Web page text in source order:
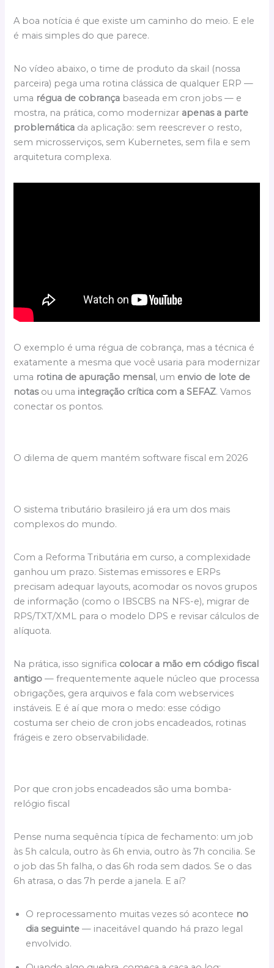
A boa notícia é que existe um caminho do meio. E ele
é mais simples do que parece.
No vídeo abaixo, o time de produto da skail (nossa
parceira) pega uma rotina clássica de qualquer ERP —
uma régua de cobrança baseada em cron jobs — e
mostra, na prática, como modernizar apenas a parte
problemática da aplicação: sem reescrever o resto,
sem microsserviços, sem Kubernetes, sem fila e sem
arquitetura complexa.
O exemplo é uma régua de cobrança, mas a técnica é
exatamente a mesma que você usaria para modernizar
uma rotina de apuração mensal, um envio de lote de
notasou uma integração crítica com a SEFAZ. Vamos
conectar os pontos.
O dilema de quem mantém software fiscal em 2026
O sistema tributário brasileiro já era um dos mais
complexos do mundo.
Com a Reforma Tributária em curso, a complexidade
ganhou um prazo. Sistemas emissores e ERPs
precisam adequar layouts, acomodar os novos grupos
de informação (como o IBSCBS na NFS-e), migrar de
RPS/TXT/XML para o modelo DPS e revisar cálculos de
alíquota.
Na prática, isso significa colocar a mão em código fiscal
antigo — frequentemente aquele núcleo que processa
obrigações, gera arquivos e fala com webservices
instáveis. E é aí que mora o medo: esse código
costuma ser cheio de cron jobs encadeados, rotinas
frágeis e zero observabilidade.
Por que cron jobs encadeados são uma bomba-
relógio fiscal
Pense numa sequência típica de fechamento: um job
às 5h calcula, outro às 6h envia, outro às 7h concilia. Se
o job das 5h falha, o das 6h roda sem dados. Se o das
6h atrasa, o das 7h perde a janela. E aí?
O reprocessamento muitas vezes só acontece no
dia seguinte — inaceitável quando há prazo legal
envolvido.